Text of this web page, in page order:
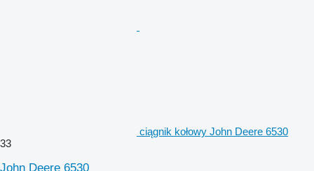
ciągnik kołowy John Deere 6530
33
John Deere 6530